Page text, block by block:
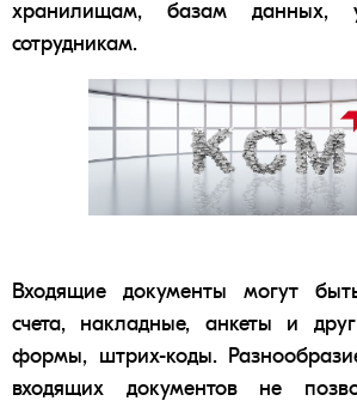
хранилищам, базам данных,
сотрудникам.
Входящие документы могут
счета, накладные, анкеты и
формы, штрих-коды.
входящих документов не